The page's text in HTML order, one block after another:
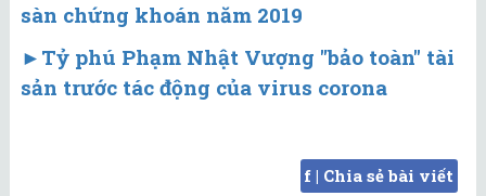
sàn chứng khoán năm 2019
► Tỷ phú Phạm Nhật Vượng "bảo toàn" tài
sản trước tác động của virus corona
f | Chia sẻ bài viết